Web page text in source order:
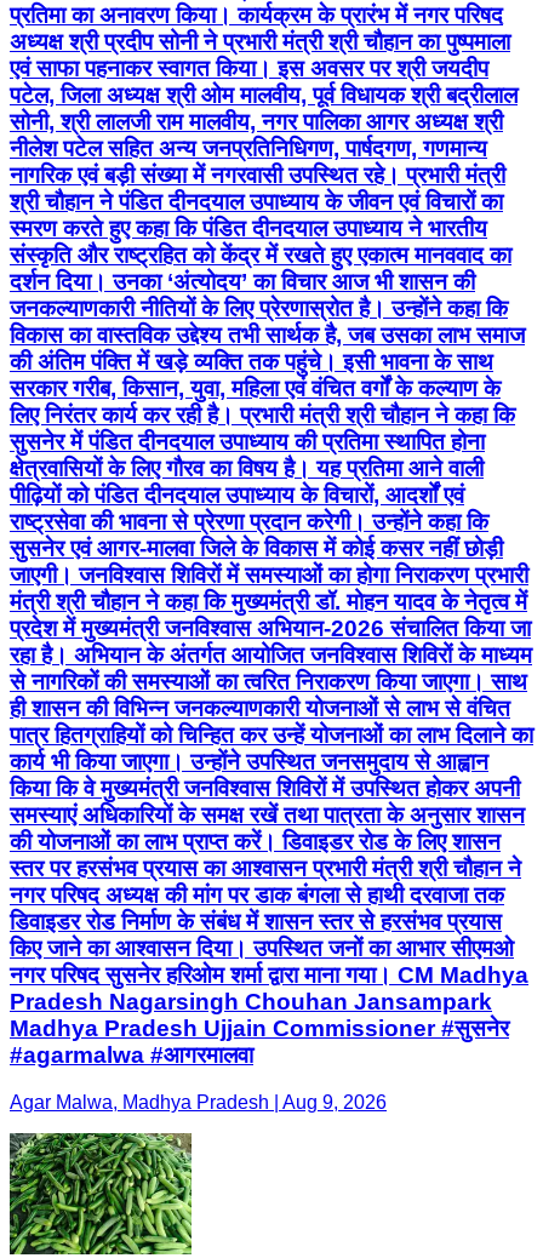
प्रतिमा का अनावरण किया। कार्यक्रम के प्रारंभ में नगर परिषद
अध्यक्ष श्री प्रदीप सोनी ने प्रभारी मंत्री श्री चौहान का पुष्पमाला
एवं साफा पहनाकर स्वागत किया। इस अवसर पर श्री जयदीप
पटेल, जिला अध्यक्ष श्री ओम मालवीय, पूर्व विधायक श्री बद्रीलाल
सोनी, श्री लालजी राम मालवीय, नगर पालिका आगर अध्यक्ष श्री
नीलेश पटेल सहित अन्य जनप्रतिनिधिगण, पार्षदगण, गणमान्य
नागरिक एवं बड़ी संख्या में नगरवासी उपस्थित रहे। प्रभारी मंत्री
श्री चौहान ने पंडित दीनदयाल उपाध्याय के जीवन एवं विचारों का
स्मरण करते हुए कहा कि पंडित दीनदयाल उपाध्याय ने भारतीय
संस्कृति और राष्ट्रहित को केंद्र में रखते हुए एकात्म मानववाद का
दर्शन दिया। उनका ‘अंत्योदय’ का विचार आज भी शासन की
जनकल्याणकारी नीतियों के लिए प्रेरणास्रोत है। उन्होंने कहा कि
विकास का वास्तविक उद्देश्य तभी सार्थक है, जब उसका लाभ समाज
की अंतिम पंक्ति में खड़े व्यक्ति तक पहुंचे। इसी भावना के साथ
सरकार गरीब, किसान, युवा, महिला एवं वंचित वर्गों के कल्याण के
लिए निरंतर कार्य कर रही है। प्रभारी मंत्री श्री चौहान ने कहा कि
सुसनेर में पंडित दीनदयाल उपाध्याय की प्रतिमा स्थापित होना
क्षेत्रवासियों के लिए गौरव का विषय है। यह प्रतिमा आने वाली
पीढ़ियों को पंडित दीनदयाल उपाध्याय के विचारों, आदर्शों एवं
राष्ट्रसेवा की भावना से प्रेरणा प्रदान करेगी। उन्होंने कहा कि
सुसनेर एवं आगर-मालवा जिले के विकास में कोई कसर नहीं छोड़ी
जाएगी। जनविश्वास शिविरों में समस्याओं का होगा निराकरण प्रभारी
मंत्री श्री चौहान ने कहा कि मुख्यमंत्री डॉ. मोहन यादव के नेतृत्व में
प्रदेश में मुख्यमंत्री जनविश्वास अभियान-2026 संचालित किया जा
रहा है। अभियान के अंतर्गत आयोजित जनविश्वास शिविरों के माध्यम
से नागरिकों की समस्याओं का त्वरित निराकरण किया जाएगा। साथ
ही शासन की विभिन्न जनकल्याणकारी योजनाओं से लाभ से वंचित
पात्र हितग्राहियों को चिन्हित कर उन्हें योजनाओं का लाभ दिलाने का
कार्य भी किया जाएगा। उन्होंने उपस्थित जनसमुदाय से आह्वान
किया कि वे मुख्यमंत्री जनविश्वास शिविरों में उपस्थित होकर अपनी
समस्याएं अधिकारियों के समक्ष रखें तथा पात्रता के अनुसार शासन
की योजनाओं का लाभ प्राप्त करें। डिवाइडर रोड के लिए शासन
स्तर पर हरसंभव प्रयास का आश्वासन प्रभारी मंत्री श्री चौहान ने
नगर परिषद अध्यक्ष की मांग पर डाक बंगला से हाथी दरवाजा तक
डिवाइडर रोड निर्माण के संबंध में शासन स्तर से हरसंभव प्रयास
किए जाने का आश्वासन दिया। उपस्थित जनों का आभार सीएमओ
नगर परिषद सुसनेर हरिओम शर्मा द्वारा माना गया। CM Madhya
Pradesh Nagarsingh Chouhan Jansampark
Madhya Pradesh Ujjain Commissioner #सुसनेर
#agarmalwa #आगरमालवा
Agar Malwa, Madhya Pradesh | Aug 9, 2026